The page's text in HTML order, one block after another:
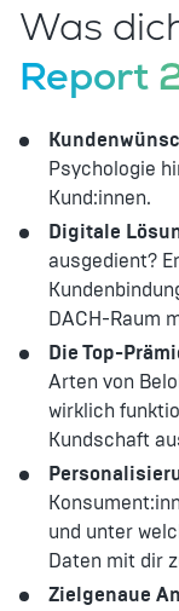
Was
Report
Psychologie
Kund:innen.
Digitale
ausgedient?
DACH-Raum
Die Top-
Arten von
wirklich
Kundschaft
und unter
Daten mit dir
Zielgenaue